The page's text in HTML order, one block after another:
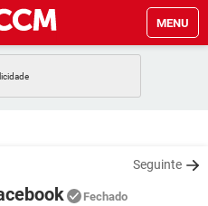
MENU
GMAIL
WHATSAPP
Seguinte
Fechado